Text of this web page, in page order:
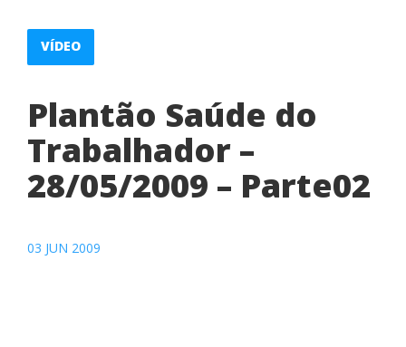
VÍDEO
Plantão Saúde do
Trabalhador –
28/05/2009 – Parte02
03 JUN 2009